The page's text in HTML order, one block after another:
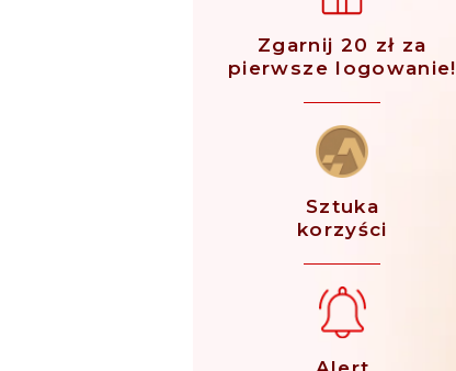
Zgarnij 20 zł za
pierwsze logowanie!
Sztuka
korzyści